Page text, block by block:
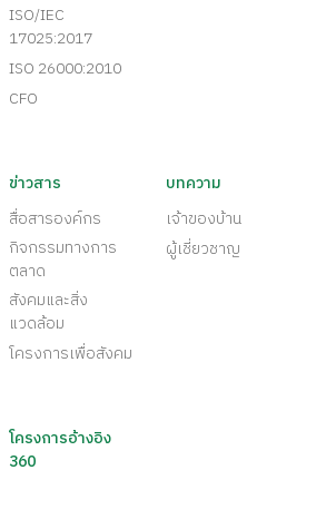
ISO/IEC
17025:2017
ISO 26000:2010
CFO
ข่าวสาร
สื่อสารองค์กร
กิจกรรมทางการ
ตลาด
สังคมและสิ่ง
แวดล้อม
โครงการเพื่อสังคม
บทความ
เจ้าของบ้าน
ผู้เชี่ยวชาญ
โครงการอ้างอิง
360